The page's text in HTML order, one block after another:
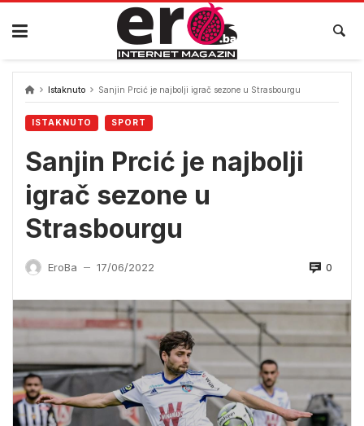
Skip
content
Istaknuto Sanjin Prcić je najbolji igrač sezone u Strasbourgu
ISTAKNUTO SPORT
Sanjin Prcić je najbolji
igrač sezone u
Strasbourgu
EroBa — 17/06/2022 0